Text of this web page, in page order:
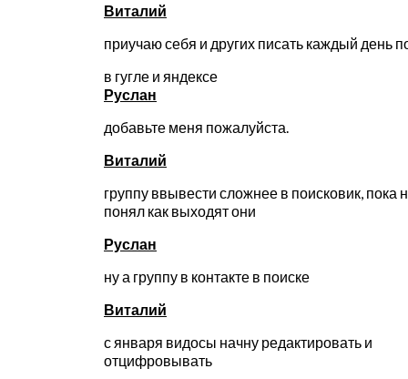
Виталий
приучаю себя и других писать каждый день
в гугле и яндексе
Руслан
добавьте меня пожалуйста.
Виталий
группу ввывести сложнее в поисковик, пока
понял как выходят они
Руслан
ну а группу в контакте в поиске
Виталий
с января видосы начну редактировать и
отцифровывать